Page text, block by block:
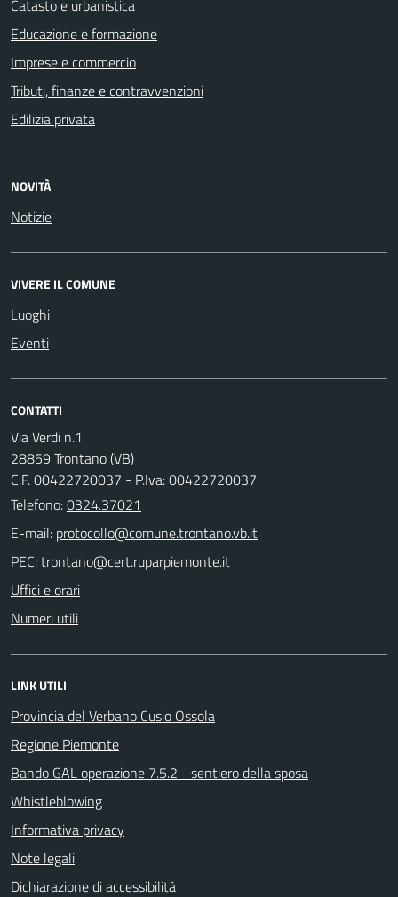
Catasto e urbanistica
Educazione e formazione
Imprese e commercio
Tributi, finanze e contravvenzioni
Edilizia privata
NOVITÀ
Notizie
VIVERE IL COMUNE
Luoghi
Eventi
CONTATTI
Via Verdi n.1
28859 Trontano (VB)
C.F. 00422720037 - P.Iva: 00422720037
Telefono:0324.37021
E-mail:
PEC:
Uffici e orari
Numeri utili
LINK UTILI
Provincia del Verbano Cusio Ossola
Regione Piemonte
Bando GAL operazione 7.5.2 - sentiero della sposa
Whistleblowing
Informativa privacy
Note legali
Dichiarazione di accessibilità